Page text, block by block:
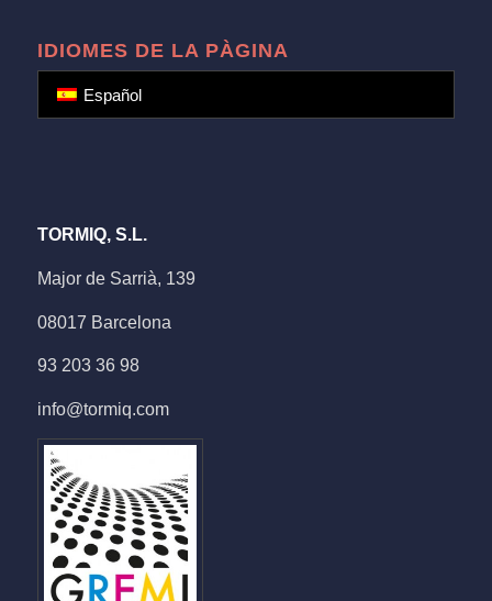
IDIOMES DE LA PÀGINA
Español
TORMIQ, S.L.
Major de Sarrià, 139
08017 Barcelona
93 203 36 98
info@tormiq.com